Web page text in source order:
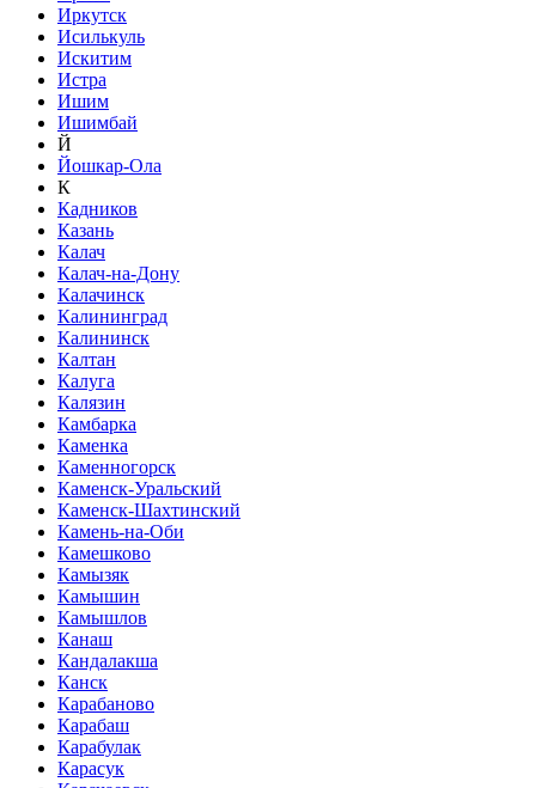
Иркутск
Исилькуль
Искитим
Истра
Ишим
Ишимбай
Й
Йошкар-Ола
К
Кадников
Казань
Калач
Калач-на-Дону
Калачинск
Калининград
Калининск
Калтан
Калуга
Калязин
Камбарка
Каменка
Каменногорск
Каменск-Уральский
Каменск-Шахтинский
Камень-на-Оби
Камешково
Камызяк
Камышин
Камышлов
Канаш
Кандалакша
Канск
Карабаново
Карабаш
Карабулак
Карасук